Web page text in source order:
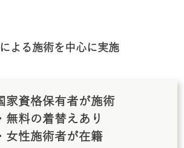
よる施術を中心に実施
家資格保有者が施術
無料の着替えあり
女性施術者が在籍